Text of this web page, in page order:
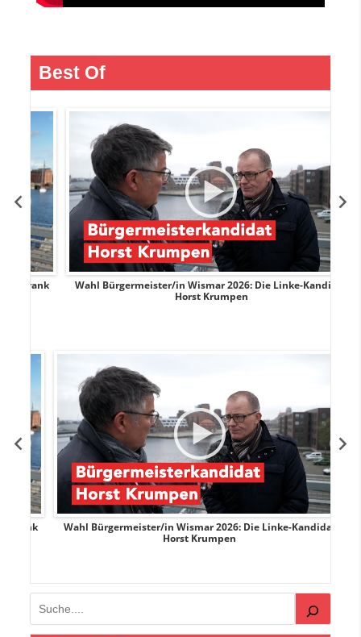
Best Of
Wahl Bürgermeister/in Wismar 2026: Die Linke-Kandidat
Horst Krumpen
Wahl Bürgermeister/in Wismar 2026: Die Linke-Kandidat
Horst Krumpen
Suchen